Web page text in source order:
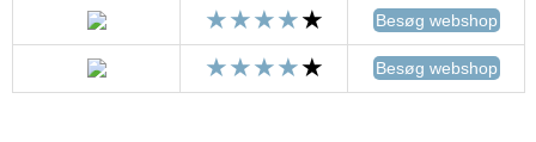
Besøg webshop
Besøg webshop